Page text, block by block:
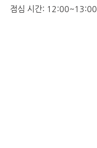
​점심 시간: 12:00~13:00